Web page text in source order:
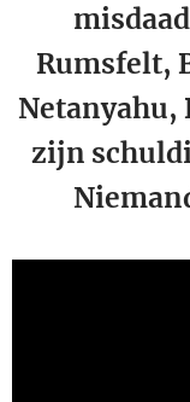
Rumsfelt,
Netanyahu,
zijn